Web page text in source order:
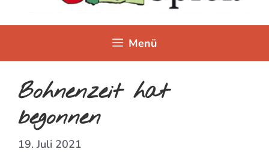
Menü
Bohnenzeit hat
begonnen
19. Juli 2021